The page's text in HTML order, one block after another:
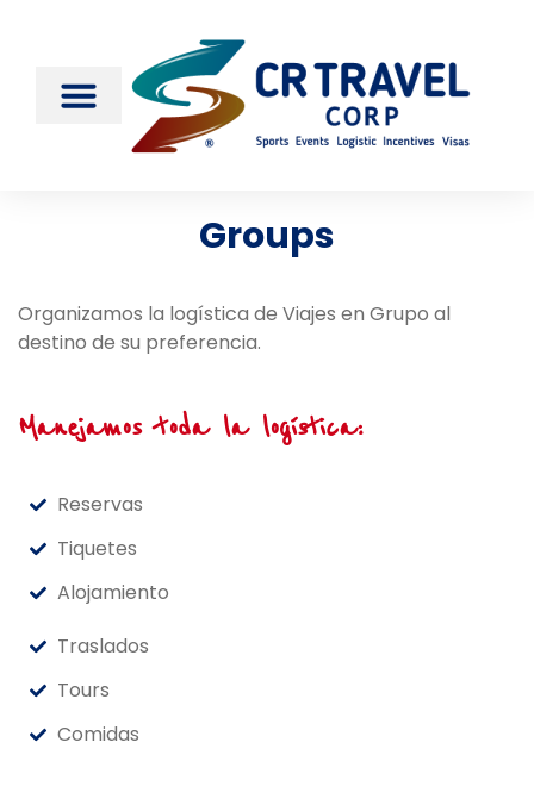
Groups
Organizamos la logística de Viajes en Grupo al
destino de su preferencia.
Manejamos toda la logística:
Reservas
Tiquetes
Alojamiento
Traslados
Tours
Comidas